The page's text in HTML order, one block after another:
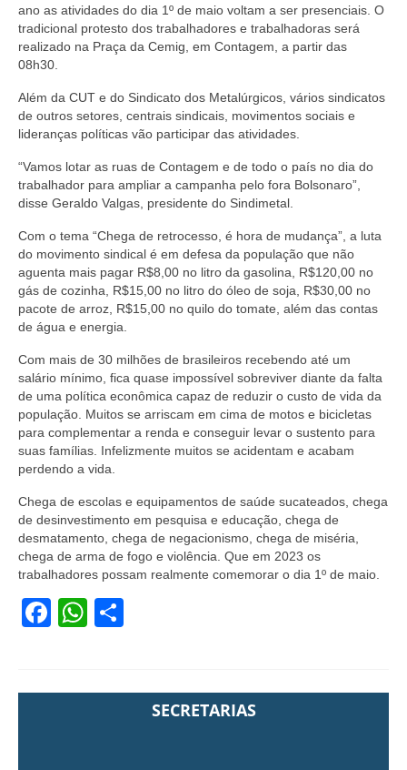
ano as atividades do dia 1º de maio voltam a ser presenciais. O
tradicional protesto dos trabalhadores e trabalhadoras será
realizado na Praça da Cemig, em Contagem, a partir das
08h30.
Além da CUT e do Sindicato dos Metalúrgicos, vários sindicatos
de outros setores, centrais sindicais, movimentos sociais e
lideranças políticas vão participar das atividades.
“Vamos lotar as ruas de Contagem e de todo o país no dia do
trabalhador para ampliar a campanha pelo fora Bolsonaro”,
disse Geraldo Valgas, presidente do Sindimetal.
Com o tema “Chega de retrocesso, é hora de mudança”, a luta
do movimento sindical é em defesa da população que não
aguenta mais pagar R$8,00 no litro da gasolina, R$120,00 no
gás de cozinha, R$15,00 no litro do óleo de soja, R$30,00 no
pacote de arroz, R$15,00 no quilo do tomate, além das contas
de água e energia.
Com mais de 30 milhões de brasileiros recebendo até um
salário mínimo, fica quase impossível sobreviver diante da falta
de uma política econômica capaz de reduzir o custo de vida da
população. Muitos se arriscam em cima de motos e bicicletas
para complementar a renda e conseguir levar o sustento para
suas famílias. Infelizmente muitos se acidentam e acabam
perdendo a vida.
Chega de escolas e equipamentos de saúde sucateados, chega
de desinvestimento em pesquisa e educação, chega de
desmatamento, chega de negacionismo, chega de miséria,
chega de arma de fogo e violência. Que em 2023 os
trabalhadores possam realmente comemorar o dia 1º de maio.
Facebook
WhatsApp
SECRETARIAS